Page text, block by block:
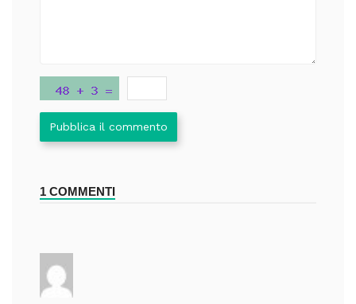
Pubblica il commento
1 COMMENTI